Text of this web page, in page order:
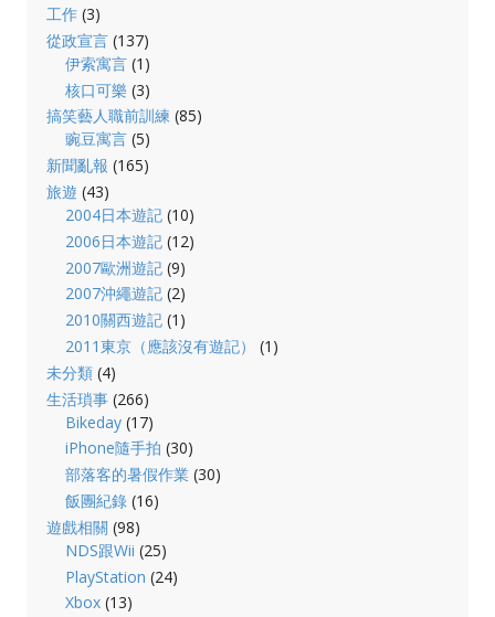
工作(3)
從政宣言(137)
伊索寓言 (1)
核口可樂 (3)
搞笑藝人職前訓練 (85)
豌豆寓言 (5)
新聞亂報 (165)
旅遊 (43)
2004日本遊記 (10)
2006日本遊記 (12)
2007歐洲遊記 (9)
2007沖繩遊記 (2)
2010關西遊記 (1)
2011東京（應該沒有遊記）
(1)
未分類(4)
生活瑣事(266)
Bikeday (17)
iPhone隨手拍 (30)
部落客的暑假作業 (30)
飯團紀錄 (16)
遊戲相關 (98)
NDS跟Wii (25)
PlayStation (24)
Xbox (13)